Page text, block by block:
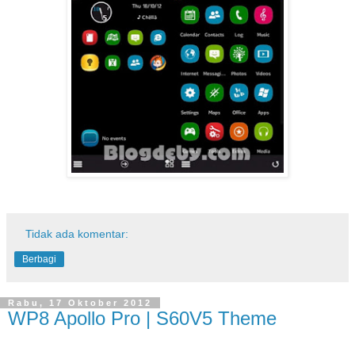
Tidak ada komentar:
Berbagi
Rabu, 17 Oktober 2012
WP8 Apollo Pro | S60V5 Theme